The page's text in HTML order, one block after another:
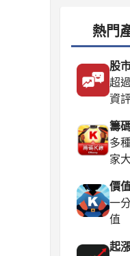
熱門
股
超
資
籌
多
家
價
一
值
起